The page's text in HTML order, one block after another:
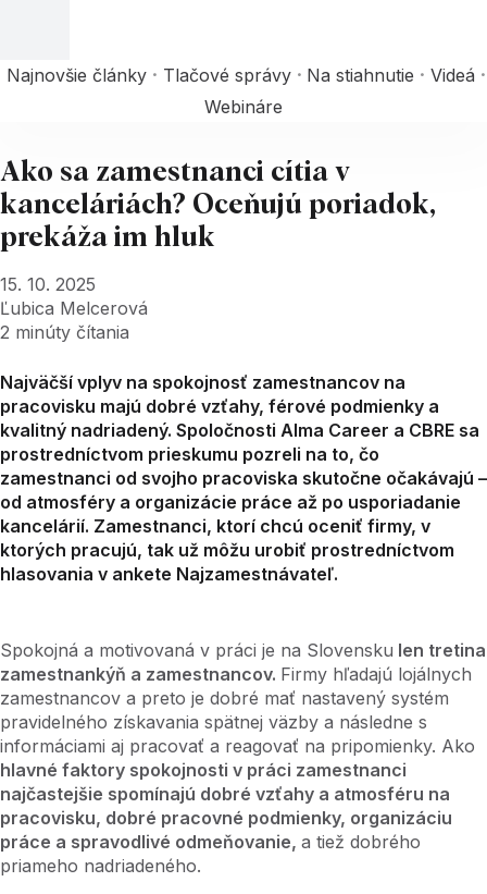
Najnovšie články Tlačové správy Na stiahnutie
Videá
Webináre
Ako sa zamestnanci cítia v
kanceláriách? Oceňujú poriadok,
prekáža im hluk
15. 10. 2025
Ľubica Melcerová
2 minúty čítania
Najväčší vplyv na spokojnosť zamestnancov na
pracovisku majú dobré vzťahy, férové podmienky a
kvalitný nadriadený. Spoločnosti Alma Career a CBRE sa
prostredníctvom prieskumu pozreli na to, čo
zamestnanci od svojho pracoviska skutočne očakávajú –
od atmosféry a organizácie práce až po usporiadanie
kancelárií. Zamestnanci, ktorí chcú oceniť firmy, v
ktorých pracujú, tak už môžu urobiť prostredníctvom
hlasovania v ankete Najzamestnávateľ.
Spokojná a motivovaná v práci je na Slovensku len tretina
zamestnankýň a zamestnancov. Firmy hľadajú lojálnych
zamestnancov a preto je dobré mať nastavený systém
pravidelného získavania spätnej väzby a následne s
informáciami aj pracovať a reagovať na pripomienky. Ako
hlavné faktory spokojnosti v práci zamestnanci
najčastejšie spomínajú dobré vzťahy a atmosféru na
pracovisku, dobré pracovné podmienky, organizáciu
práce a spravodlivé odmeňovanie, a tiež dobrého
priameho nadriadeného.